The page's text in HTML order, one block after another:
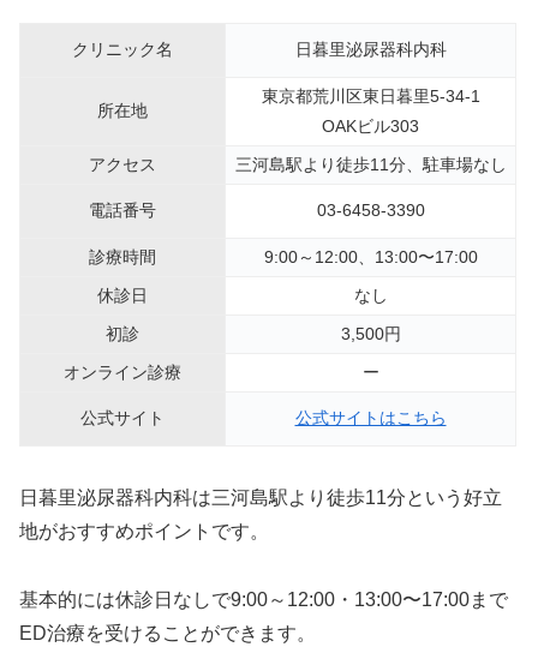
クリニック名 日暮里泌尿器科内科
所在地
東京都荒川区東日暮里5-34-1
OAKビル303
アクセス
三河島駅より徒歩11分、駐車場なし
電話番号 03-6458-3390
診療時間
9:00～12:00、13:00〜17:00
休診日
なし
初診
3,500円
オンライン診療
ー
公式サイト 公式サイトはこちら
日暮里泌尿器科内科は三河島駅より徒歩11分という好立
地がおすすめポイントです。
基本的には休診日なしで9:00～12:00・13:00〜17:00まで
ED治療を受けることができます。